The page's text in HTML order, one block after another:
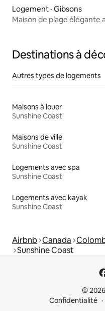
Logement · Gibsons
Maison de plage élégante
Destinations à
Autres types de logements
Maisons à louer
Sunshine Coast
Maisons de ville
Sunshine Coast
Logements avec spa
Sunshine Coast
Logements avec kayak
Sunshine Coast
Airbnb Canada
Sunshine Coast
©
Confidentialité